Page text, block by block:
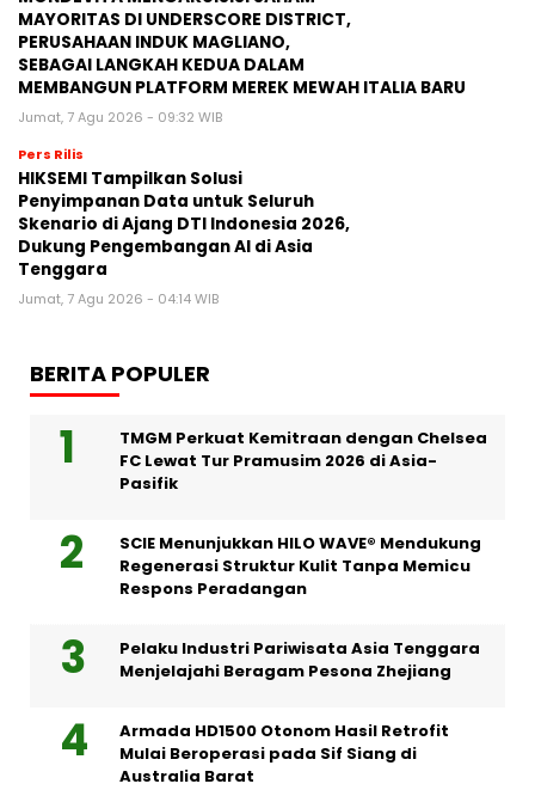
MAYORITAS DI UNDERSCORE DISTRICT,
PERUSAHAAN INDUK MAGLIANO,
SEBAGAI LANGKAH KEDUA DALAM
MEMBANGUN PLATFORM MEREK MEWAH ITALIA BARU
Jumat, 7 Agu 2026 - 09:32 WIB
Pers Rilis
HIKSEMI Tampilkan Solusi
Penyimpanan Data untuk Seluruh
Skenario di Ajang DTI Indonesia 2026,
Dukung Pengembangan AI di Asia
Tenggara
Jumat, 7 Agu 2026 - 04:14 WIB
BERITA POPULER
TMGM Perkuat Kemitraan dengan Chelsea
FC Lewat Tur Pramusim 2026 di Asia-
Pasifik
SCIE Menunjukkan HILO WAVE® Mendukung
Regenerasi Struktur Kulit Tanpa Memicu
Respons Peradangan
Pelaku Industri Pariwisata Asia Tenggara
Menjelajahi Beragam Pesona Zhejiang
Armada HD1500 Otonom Hasil Retrofit
Mulai Beroperasi pada Sif Siang di
Australia Barat